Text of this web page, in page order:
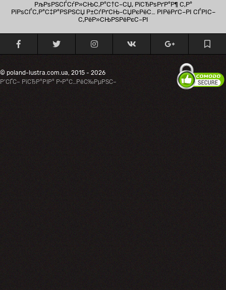
РљРѕРЅСЃСѓР»СЊС‚Р°С†С–СЏ, РїСЂРѕРґР°Р¶ С‚Р°
РїРѕСЃС‚Р°С‡Р°РЅРЅСЏ Р±СѓРґСЊ-СЏРєРёС… РІРёРґС–РІ СЃРІС–
С‚РёР»СЊРЅРёРєС–РІ
© poland-lustra.com.ua, 2015 - 2026
Р’СЃС– РїСЂР°РІР° Р·Р°С…РёС‰РµРЅС–